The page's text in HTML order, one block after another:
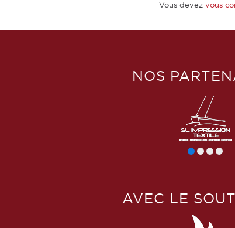
Vous devez vous
NOS
AVEC LE